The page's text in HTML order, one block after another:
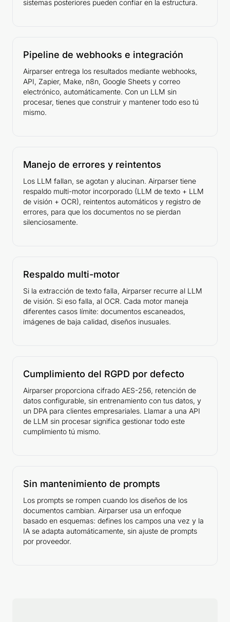
sistemas posteriores pueden confiar en la estructura.
Pipeline de webhooks e integración
Airparser entrega los resultados mediante webhooks,
API, Zapier, Make, n8n, Google Sheets y correo
electrónico, automáticamente. Con un LLM sin
procesar, tienes que construir y mantener todo eso tú
mismo.
Manejo de errores y reintentos
Los LLM fallan, se agotan y alucinan. Airparser tiene
respaldo multi-motor incorporado (LLM de texto + LLM
de visión + OCR), reintentos automáticos y registro de
errores, para que los documentos no se pierdan
silenciosamente.
Respaldo multi-motor
Si la extracción de texto falla, Airparser recurre al LLM
de visión. Si eso falla, al OCR. Cada motor maneja
diferentes casos límite: documentos escaneados,
imágenes de baja calidad, diseños inusuales.
Cumplimiento del RGPD por defecto
Airparser proporciona cifrado AES-256, retención de
datos configurable, sin entrenamiento con tus datos, y
un DPA para clientes empresariales. Llamar a una API
de LLM sin procesar significa gestionar todo este
cumplimiento tú mismo.
Sin mantenimiento de prompts
Los prompts se rompen cuando los diseños de los
documentos cambian. Airparser usa un enfoque
basado en esquemas: defines los campos una vez y la
IA se adapta automáticamente, sin ajuste de prompts
por proveedor.